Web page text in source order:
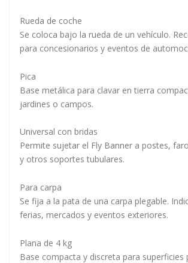
Rueda de coche
Se coloca bajo la rueda de un vehículo.
para concesionarios y eventos de
Pica
Base metálica para clavar en tierra
jardines o campos.
Universal con bridas
Permite sujetar el Fly Banner a postes,
y otros soportes tubulares.
Para carpa
Se fija a la pata de una carpa plegable.
ferias, mercados y eventos exteriores.
Plana de 4 kg
Base compacta y discreta para superficies